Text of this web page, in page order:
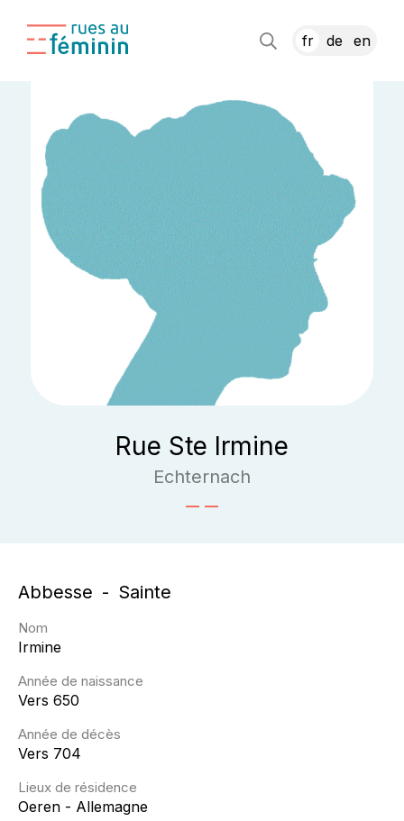
fr de en
Rue Ste Irmine
Echternach
Abbesse Sainte
Nom
Irmine
Année de naissance
Vers 650
Année de décès
Vers 704
Lieux de résidence
Oeren - Allemagne